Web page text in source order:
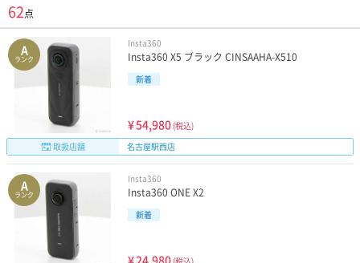
62点
A
ランク
Insta360
Insta360 X5 ブラック CINSAAHA-X510
新着
¥54,980 (税込)
取扱店舗
名古屋駅西店
A
ランク
Insta360
Insta360 ONE X2
新着